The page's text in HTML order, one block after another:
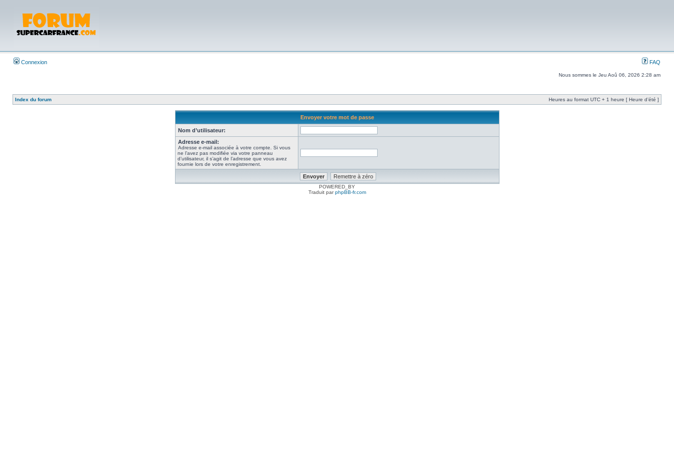
Connexion FAQ
Nous sommes le Jeu Aoû 06, 2026 2:28 am
Index du forum Heures au format UTC + 1 heure [ Heure d’été ]
Envoyer votre mot de passe
Nom d’utilisateur:
Adresse e-mail:
Adresse e-mail associée à votre compte. Si vous
ne l’avez pas modifiée via votre panneau
d’utilisateur, il s’agit de l’adresse que vous avez
fournie lors de votre enregistrement.
POWERED_BY
Traduit parphpBB-fr.com